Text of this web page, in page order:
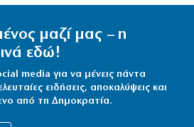
μαζί μας – η
εδώ!
media για να μένεις πάντα
ειδήσεις, αποκαλύψεις και
από τη Δημοκρατία.